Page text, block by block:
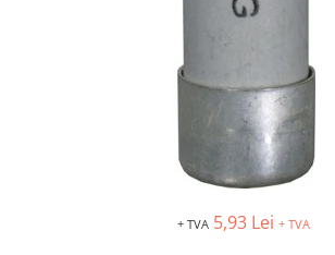
Diferential RCBO curba B tip A
Diferential RCBO curba C tip A
Diferential RCBO curba B tip AC
Diferential RCBO curba C tip AC
Contactoare, prot.motor
+ TVA 5,93 Lei + TVA